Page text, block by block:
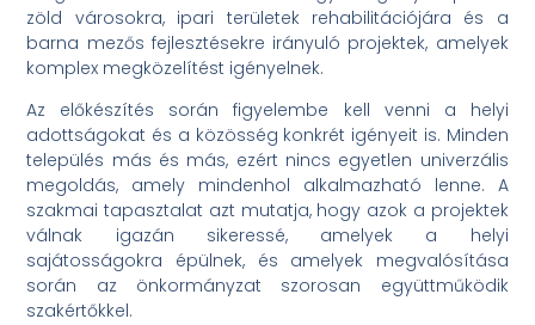
zöld városokra, ipari területek rehabilitációjára és a
barna mezős fejlesztésekre irányuló projektek, amelyek
komplex megközelítést igényelnek.
Az előkészítés során figyelembe kell venni a helyi
adottságokat és a közösség konkrét igényeit is. Minden
település más és más, ezért nincs egyetlen univerzális
megoldás, amely mindenhol alkalmazható lenne. A
szakmai tapasztalat azt mutatja, hogy azok a projektek
válnak igazán sikeressé, amelyek a helyi
sajátosságokra épülnek, és amelyek megvalósítása
során az önkormányzat szorosan együttműködik
szakértőkkel.